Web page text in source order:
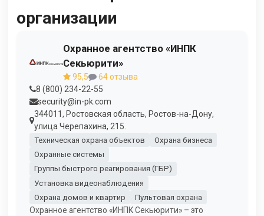
организации
Охранное агентство «ИНПК
Секьюрити»
95,5
64 отзыва
8 (800) 234-22-55
security@in-pk.com
344011, Ростовская область, Ростов-на-Дону,
улица Черепахина, 215.
Техническая охрана объектов
Охрана бизнеса
Охранные системы
Группы быстрого реагирования (ГБР)
Установка видеонаблюдения
Охрана домов и квартир
Пультовая охрана
Охранное агентство «ИНПК Секьюрити» – это